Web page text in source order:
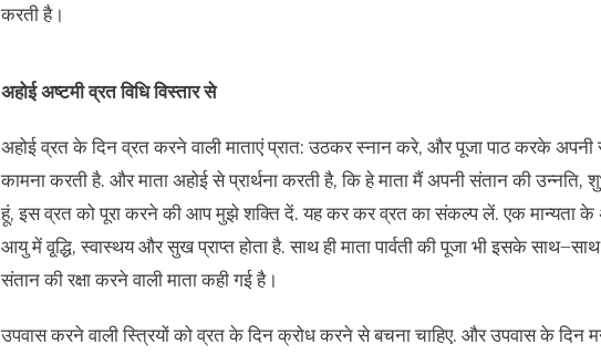
करती है।
अहोई अष्टमी व्रत विधि विस्तार से
अहोई व्रत के दिन व्रत करने वाली माताएं प्रात:उठकर स्नान करे, और पूजा पाठ करके अपनी
कामना करती है. और माता अहोई से प्रार्थना करती है,कि हे माता मैं अपनी संतान की उन्नति,
हूं,इस व्रत को पूरा करने की आप मुझे शक्ति दें.यह कर कर व्रत का संकल्प लें.एक मान्यता
आयु में वृ्द्धि,स्वास्थय और सुख प्राप्त होता है.साथ ही माता पार्वती की पूजा भी इसके साथ–
संतान की रक्षा करने वाली माता कही गई है।
उपवास करने वाली स्त्रियों को व्रत के दिन क्रोध करने से बचना चाहिए. और उपवास के दिन